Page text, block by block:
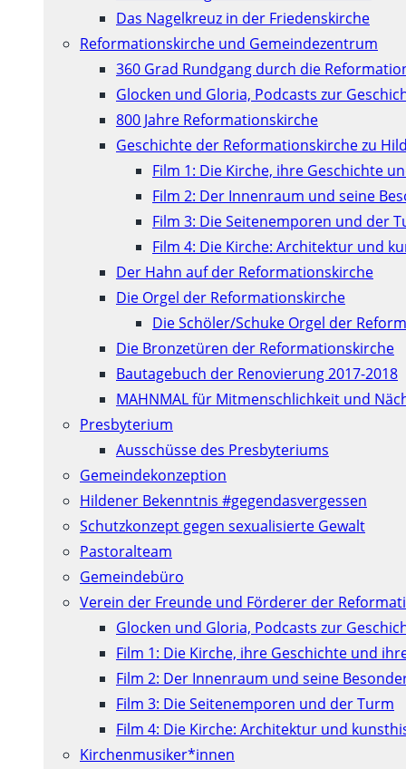
Das Nagelkreuz in der Friedenskirche
Reformationskirche und Gemeindezentrum
360 Grad Rundgang durch die
Glocken und Gloria, Podcasts zur
800 Jahre Reformationskirche
Geschichte der Reformationskirche zu
Film 1: Die Kirche, ihre Geschichte
Film 2: Der Innenraum und seine
Film 3: Die Seitenemporen und der
Film 4: Die Kirche: Architektur und
Der Hahn auf der Reformationskirche
Die Orgel der Reformationskirche
Die Schöler/Schuke Orgel der
Die Bronzetüren der Reformationskirche
Bautagebuch der Renovierung 2017-2018
MAHNMAL für Mitmenschlichkeit und
Presbyterium
Ausschüsse des Presbyteriums
Gemeindekonzeption
Hildener Bekenntnis #gegendasvergessen
Schutzkonzept gegen sexualisierte Gewalt
Pastoralteam
Gemeindebüro
Verein der Freunde und Förderer der
Glocken und Gloria, Podcasts zur
Film 1: Die Kirche, ihre Geschichte und
Film 2: Der Innenraum und seine
Film 3: Die Seitenemporen und der Turm
Film 4: Die Kirche: Architektur und
Kirchenmusiker*innen